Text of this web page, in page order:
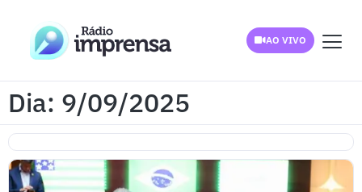
AO VIVO
Dia: 9/09/2025